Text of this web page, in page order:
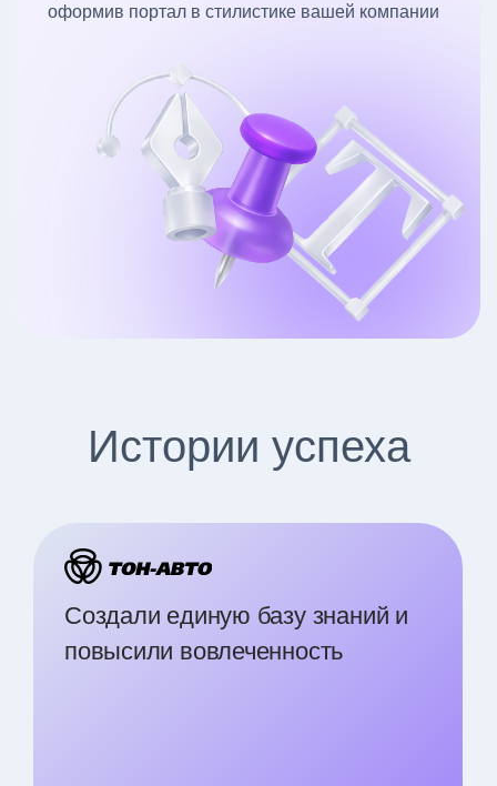
оформив портал в стилистике вашей компании
Истории успеха
Создали единую базу знаний и
повысили вовлеченность